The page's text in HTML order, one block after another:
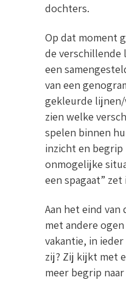
dochters.
Op dat moment
de
een
van een
gekleurde
zien welke
spelen binnen
inzicht en begrip
onmogelijke
een spagaat”
Aan het eind
met andere
vakantie, in
zij? Zij kijkt met
meer begrip